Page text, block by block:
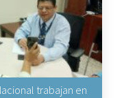
trabajan en